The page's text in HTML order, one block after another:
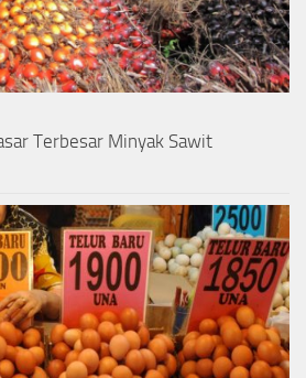
Terbesar Minyak Sawit